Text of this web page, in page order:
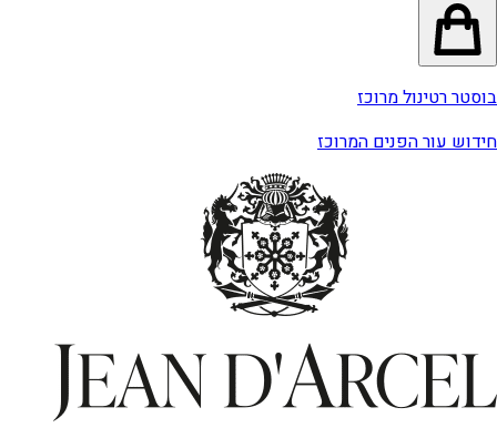
בוסטר רטינול מרוכז
חידוש עור הפנים המרוכז